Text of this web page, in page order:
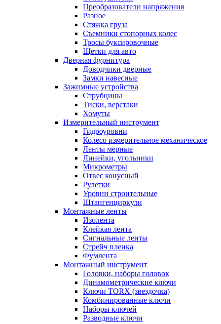
Преобразователи напряжения
Разное
Стяжка груза
Съемники стопорных колес
Тросы буксировочные
Щетки для авто
Дверная фурнитура
Доводчики дверные
Замки навесные
Зажимные устройства
Струбцины
Тиски, верстаки
Хомуты
Измерительный инструмент
Гидроуровни
Колесо измерительное механическое
Ленты мерные
Линейки, угольники
Микрометры
Отвес конусный
Рулетки
Уровни строительные
Штангенциркули
Монтажные ленты
Изолента
Клейкая лента
Сигнальные ленты
Стрейч пленка
Фумлента
Монтажный инструмент
Головки, наборы головок
Динамометрические ключи
Ключи TORX (звездочка)
Комбинированные ключи
Наборы ключей
Разводные ключи